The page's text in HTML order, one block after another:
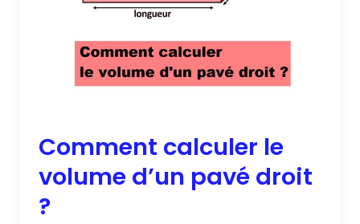
Comment calculer le
volume d’un pavé droit
?